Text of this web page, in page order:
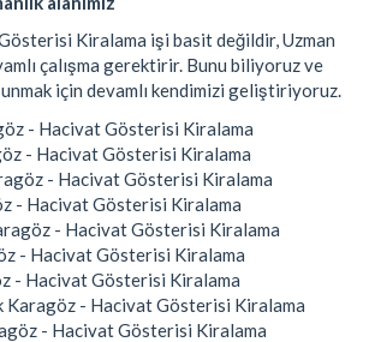
Kiralama işi basit değildir, Uzman
çalışma gerektirir. Bunu biliyoruz ve
için devamlı kendimizi geliştiriyoruz.
- Hacivat Gösterisi Kiralama
- Hacivat Gösterisi Kiralama
- Hacivat Gösterisi Kiralama
- Hacivat Gösterisi Kiralama
- Hacivat Gösterisi Kiralama
- Hacivat Gösterisi Kiralama
- Hacivat Gösterisi Kiralama
Karagöz - Hacivat Gösterisi Kiralama
- Hacivat Gösterisi Kiralama